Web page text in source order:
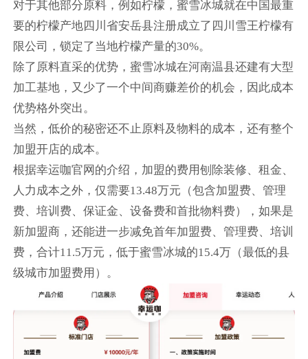
对于其他部分原料，例如柠檬，蜜雪冰城就在中国最重
要的柠檬产地四川省安岳县注册成立了四川雪王柠檬有
限公司，锁定了当地柠檬产量的30%。
除了原料直采的优势，蜜雪冰城在河南温县还建有大型
加工基地，又少了一个中间商赚差价的机会，因此成本
优势格外突出。
当然，低价的秘密还不止原料及物料的成本，还有整个
加盟开店的成本。
根据幸运咖官网的介绍，加盟的费用刨除装修、租金、
人力成本之外，仅需要13.48万元（包含加盟费、管理
费、培训费、保证金、设备费和首批物料费），如果是
新加盟商，还能进一步减免首年加盟费、管理费、培训
费，合计11.5万元，低于蜜雪冰城的15.4万（最低的县
级城市加盟费用）。